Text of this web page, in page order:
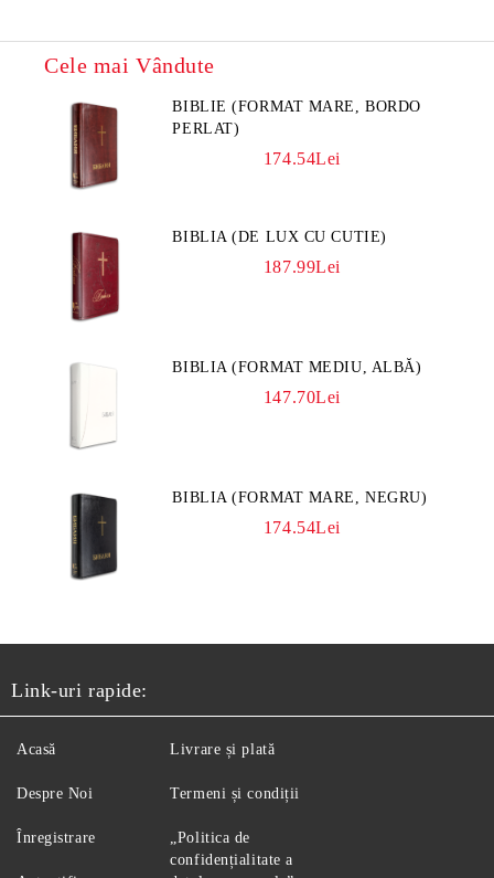
Cele mai Vândute
BIBLIE (FORMAT MARE, BORDO
PERLAT)
174.54Lei
BIBLIA (DE LUX CU CUTIE)
187.99Lei
BIBLIA (FORMAT MEDIU, ALBĂ)
147.70Lei
BIBLIA (FORMAT MARE, NEGRU)
174.54Lei
Link-uri rapide:
Acasă
Despre Noi
Înregistrare
Livrare și plată
Termeni și condiții
„Politica de
confidențialitate a